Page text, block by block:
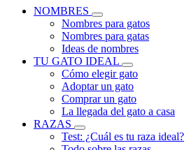
NOMBRES
Nombres para gatos
Nombres para gatas
Ideas de nombres
TU GATO IDEAL
Cómo elegir gato
Adoptar un gato
Comprar un gato
La llegada del gato a casa
RAZAS
Test: ¿Cuál es tu raza ideal?